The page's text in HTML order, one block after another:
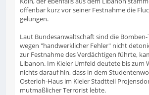
offenbar kurz vor seiner Festnahme die
gelungen.
Laut Bundesanwaltschaft sind die
wegen "handwerklicher Fehler" nicht
zur Festnahme des Verdächtigen führte,
Libanon. Im Kieler Umfeld deutete bis zum
nichts darauf hin, dass in dem
Osterloh-Haus im Kieler Stadtteil
mutmaßlicher Terrorist lebte.